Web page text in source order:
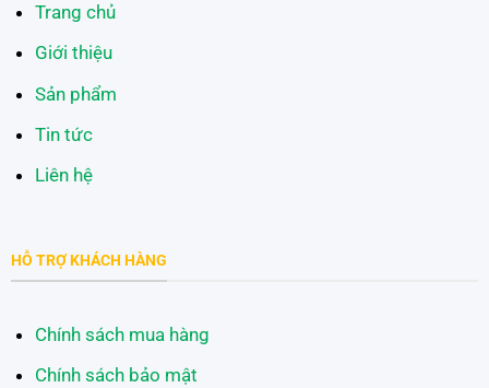
Trang chủ
Giới thiệu
Sản phẩm
Tin tức
Liên hệ
HỖ TRỢ KHÁCH HÀNG
Chính sách mua hàng
Chính sách bảo mật